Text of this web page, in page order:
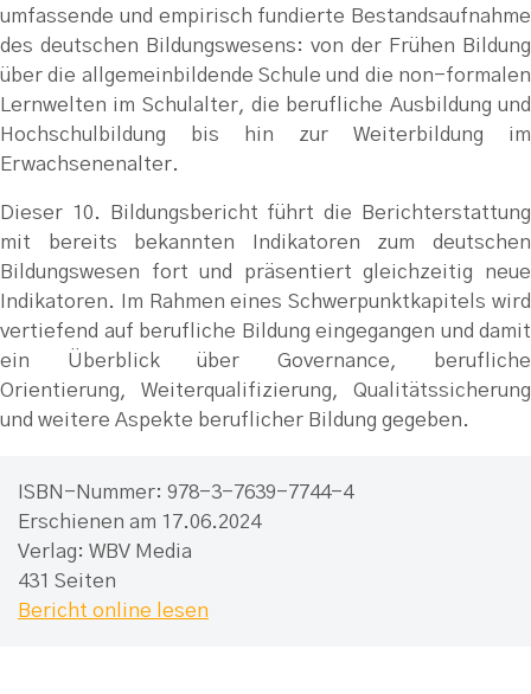
umfassende und empirisch fundierte Bestandsaufnahme
des deutschen Bildungswesens: von der Frühen Bildung
über die allgemeinbildende Schule und die non-formalen
Lernwelten im Schulalter, die berufliche Ausbildung und
Hochschulbildung bis hin zur Weiterbildung im
Erwachsenenalter.
Dieser 10. Bildungsbericht führt die Berichterstattung
mit bereits bekannten Indikatoren zum deutschen
Bildungswesen fort und präsentiert gleichzeitig neue
Indikatoren. Im Rahmen eines Schwerpunktkapitels wird
vertiefend auf berufliche Bildung eingegangen und damit
ein Überblick über Governance, berufliche
Orientierung, Weiterqualifizierung, Qualitätssicherung
und weitere Aspekte beruflicher Bildung gegeben.
ISBN-Nummer: 978-3-7639-7744-4
Erschienen am 17.06.2024
Verlag: WBV Media
431 Seiten
Bericht online lesen